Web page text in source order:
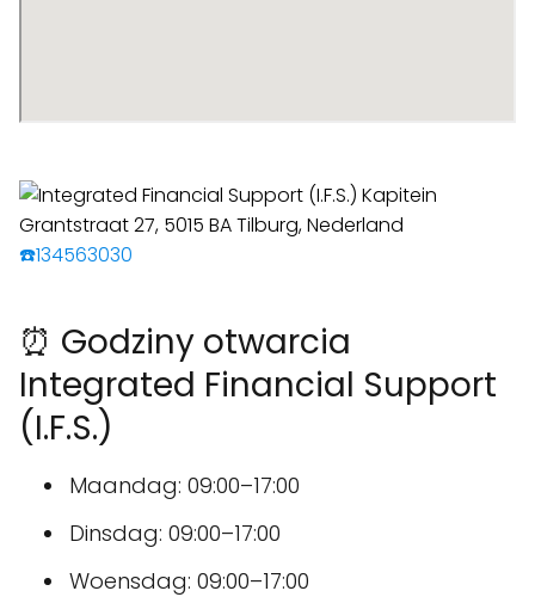
☎️134563030
⏰ Godziny otwarcia
Integrated Financial Support
(I.F.S.)
Maandag: 09:00–17:00
Dinsdag: 09:00–17:00
Woensdag: 09:00–17:00